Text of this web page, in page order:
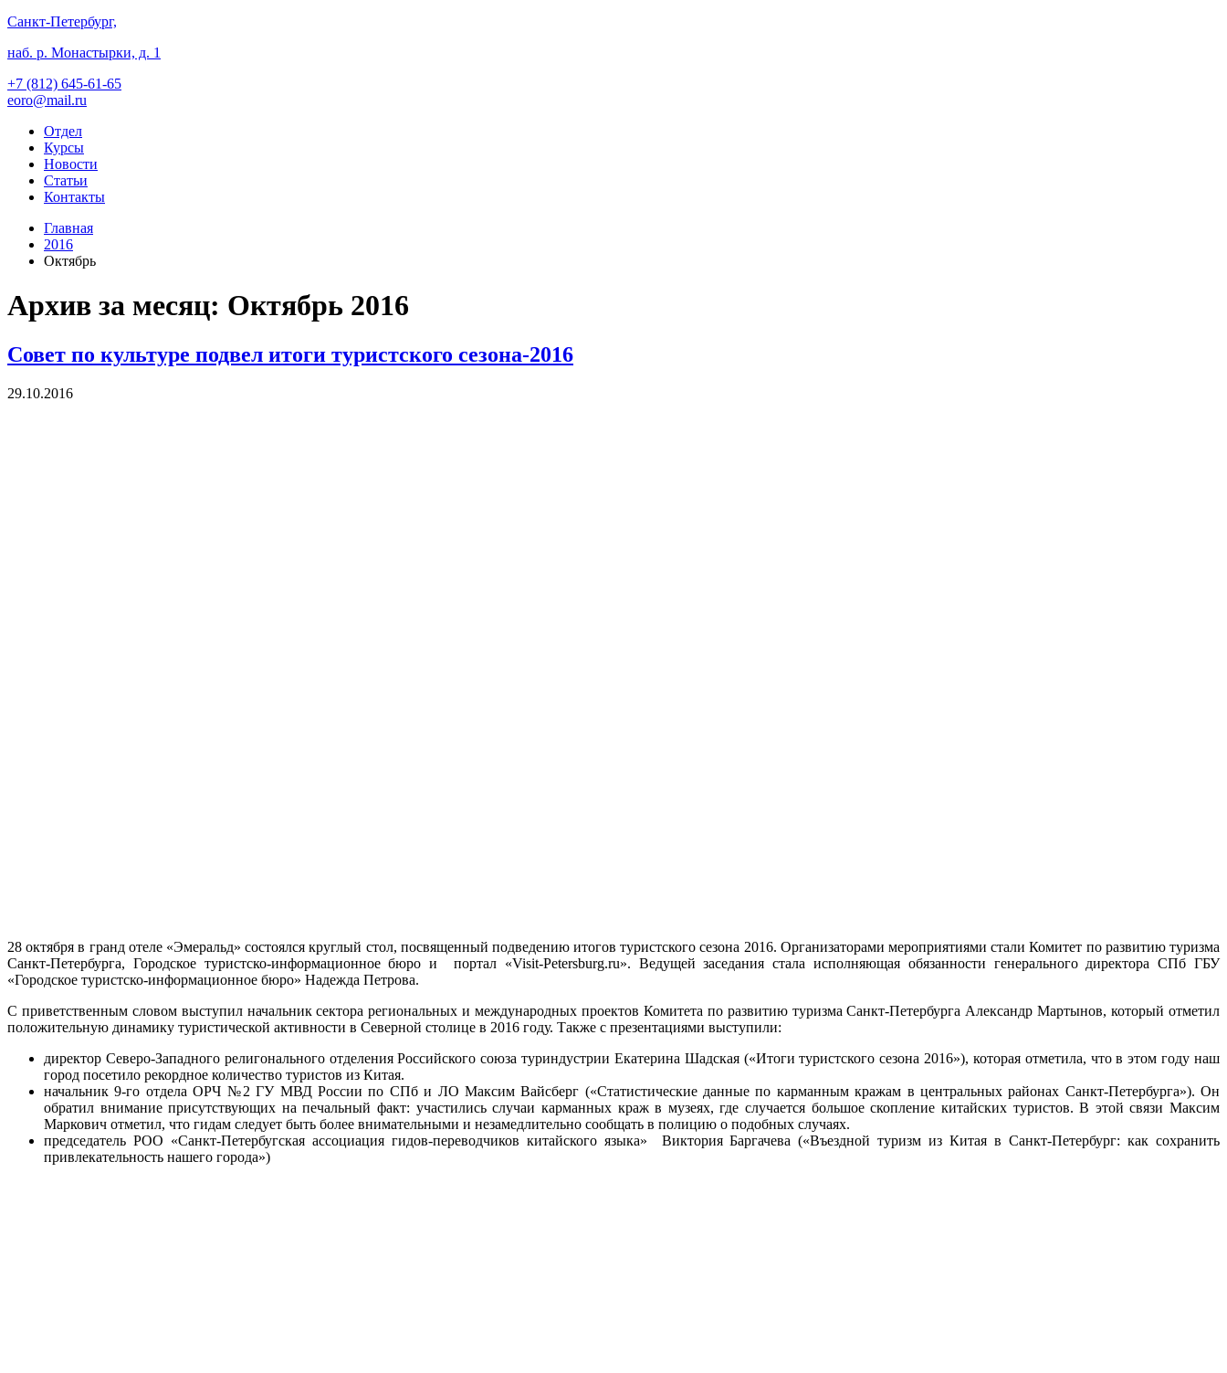
Санкт-Петербург,
наб. р. Монастырки, д. 1
+7 (812) 645-61-65
eoro@mail.ru
Отдел
Курсы
Новости
Статьи
Контакты
Главная
2016
Октябрь
Архив за месяц: Октябрь 2016
Совет по культуре подвел итоги туристского сезона-2016
29.10.2016
28 октября в гранд отеле «Эмеральд» состоялся круглый стол, посвященный подведению итогов туристского сезона 2016. Организаторами мероприятиями стали Комитет по развитию туризма
Санкт-Петербурга, Городское туристско-информационное бюро и портал «Visit-Petersburg.ru». Ведущей заседания стала исполняющая обязанности генерального директора СПб ГБУ
«Городское туристско-информационное бюро» Надежда Петрова.
С приветственным словом выступил начальник сектора региональных и международных проектов Комитета по развитию туризма Санкт-Петербурга Александр Мартынов, который отметил
положительную динамику туристической активности в Северной столице в 2016 году. Также с презентациями выступили:
директор Северо-Западного религонального отделения Российского союза туриндустрии Екатерина Шадская («Итоги туристского сезона 2016»), которая отметила, что в этом году наш
город посетило рекордное количество туристов из Китая.
начальник 9-го отдела ОРЧ №2 ГУ МВД России по СПб и ЛО Максим Вайсберг («Статистические данные по карманным кражам в центральных районах Санкт-Петербурга»). Он
обратил внимание присутствующих на печальный факт: участились случаи карманных краж в музеях, где случается большое скопление китайских туристов. В этой связи Максим
Маркович отметил, что гидам следует быть более внимательными и незамедлительно сообщать в полицию о подобных случаях.
председатель РОО «Санкт-Петербугская ассоциация гидов-переводчиков китайского языка» Виктория Баргачева («Въездной туризм из Китая в Санкт-Петербург: как сохранить
привлекательность нашего города»)